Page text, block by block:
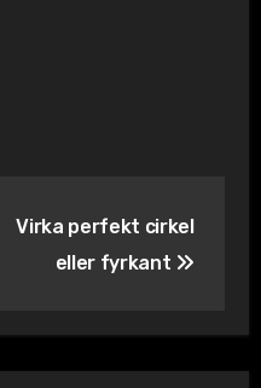
Virka perfekt cirkel
eller fyrkant